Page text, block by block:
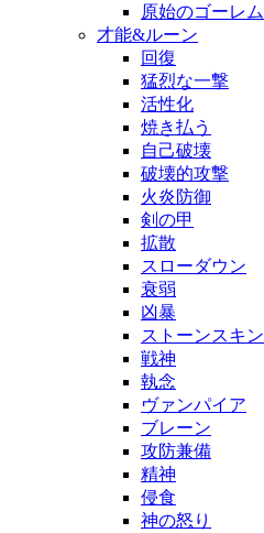
原始のゴーレム
才能&ルーン
回復
猛烈な一撃
活性化
焼き払う
自己破壊
破壊的攻撃
火炎防御
剣の甲
拡散
スローダウン
衰弱
凶暴
ストーンスキン
戦神
執念
ヴァンパイア
ブレーン
攻防兼備
精神
侵食
神の怒り